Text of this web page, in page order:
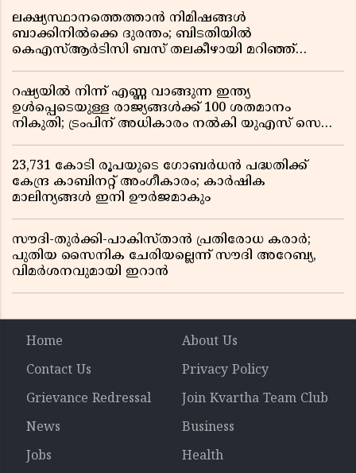
ലക്ഷ്യസ്ഥാനത്തെത്താൻ നിമിഷങ്ങൾ
ബാക്കിനിൽക്കെ ദുരന്തം; ബിടതിയിൽ
കെഎസ്ആർടിസി ബസ് തലകീഴായി മറിഞ്ഞ്
റഷ്യയിൽ നിന്ന് എണ്ണ വാങ്ങുന്ന ഇന്ത്യ
ഉൾപ്പെടെയുള്ള രാജ്യങ്ങൾക്ക് 100 ശതമാനം
നികുതി; ട്രംപിന് അധികാരം നൽകി യുഎസ് സെനറ്റ്
23,731 കോടി രൂപയുടെ ഗോബർധൻ പദ്ധതിക്ക്
കേന്ദ്ര കാബിനറ്റ് അംഗീകാരം; കാർഷിക
മാലിന്യങ്ങൾ ഇനി ഊർജമാകും
സൗദി-തുർക്കി-പാകിസ്താൻ പ്രതിരോധ കരാർ;
പുതിയ സൈനിക ചേരിയല്ലെന്ന് സൗദി അറേബ്യ,
വിമർശനവുമായി ഇറാൻ
Home
About Us
Contact Us
Privacy Policy
Grievance Redressal
Join Kvartha Team Club
News
Business
Jobs
Health